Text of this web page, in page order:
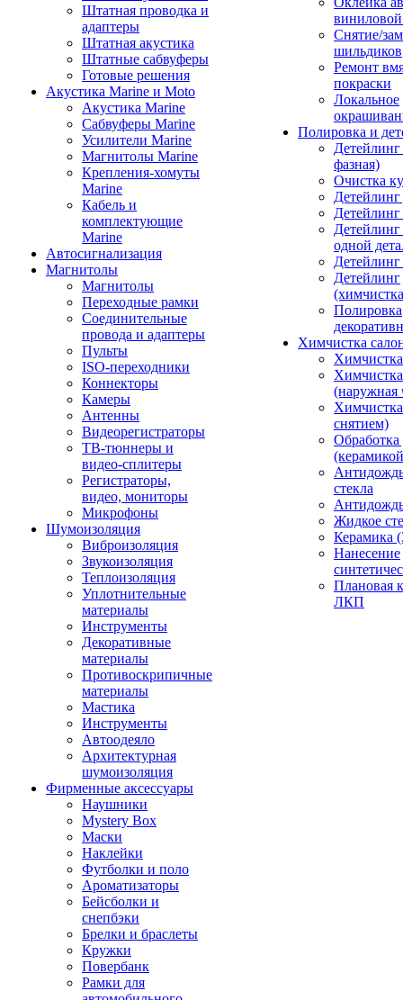
Штатная проводка и
адаптеры
Штатная акустика
Штатные сабвуферы
Готовые решения
Акустика Marine и Moto
Акустика Marine
Сабвуферы Marine
Усилители Marine
Магнитолы Marine
Крепления-хомуты
Marine
Кабель и
комплектующие
Marine
Автосигнализация
Магнитолы
Магнитолы
Переходные рамки
Соединительные
провода и адаптеры
Пульты
ISO-переходники
Коннекторы
Камеры
Антенны
Видеорегистраторы
ТВ-тюннеры и
видео-сплитеры
Регистраторы,
видео, мониторы
Микрофоны
Шумоизоляция
Виброизоляция
Звукоизоляция
Теплоизоляция
Уплотнительные
материалы
Инструменты
Декоративные
материалы
Противоскрипичные
материалы
Мастика
Инструменты
Автоодеяло
Архитектурная
шумоизоляция
Фирменные аксессуары
Наушники
Mystery Box
Маски
Наклейки
Футболки и поло
Ароматизаторы
Бейсболки и
снепбэки
Брелки и браслеты
Кружки
Повербанк
Рамки для
Снятие/
шильдиков
Ремонт
покраски
Локальное
Полировка и
фазная)
Очистка
Детейлинг
одной
Детейлинг
Полировка
Химчистка
(наружная
снятием)
Обработка
стекла
Жидкое
Керамика
Нанесение
Плановая
ЛКП